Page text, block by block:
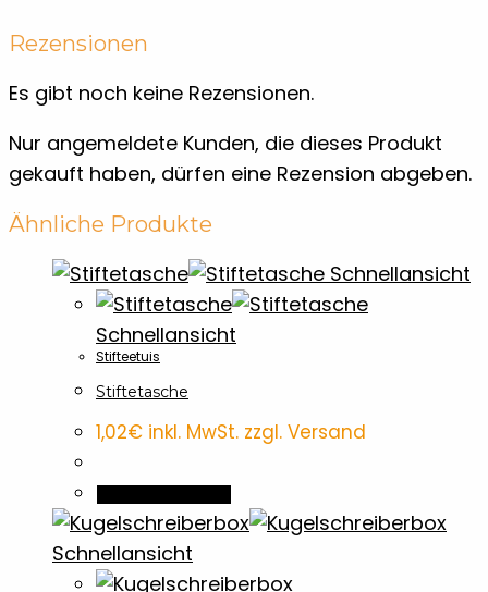
Rezensionen
Es gibt noch keine Rezensionen.
Nur angemeldete Kunden, die dieses Produkt
gekauft haben, dürfen eine Rezension abgeben.
Ähnliche Produkte
Schnellansicht
Schnellansicht
Stifteetuis
Stiftetasche
1,02€ inkl. MwSt. zzgl. Versand
Schnellansicht